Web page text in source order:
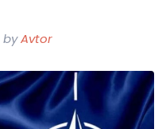
byAvtor